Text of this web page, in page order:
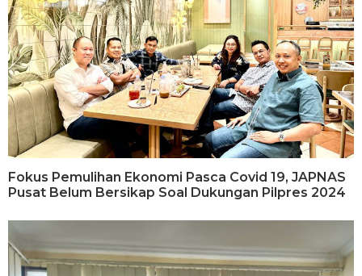
Fokus Pemulihan Ekonomi Pasca Covid 19, JAPNAS
Pusat Belum Bersikap Soal Dukungan Pilpres 2024